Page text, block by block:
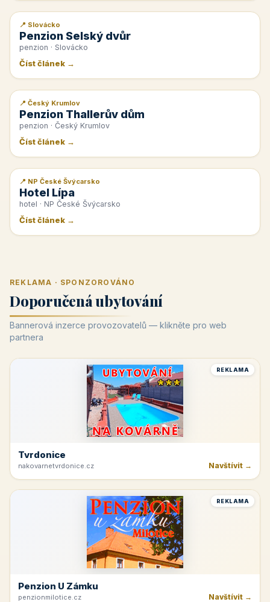
📰 PR článek
📍 Slovácko
Penzion Selský dvůr
penzion · Slovácko
Číst článek →
📰 PR článek
📍 Český Krumlov
Penzion Thallerův dům
penzion · Český Krumlov
Číst článek →
📰 PR článek
📍 NP České Švýcarsko
Hotel Lípa
hotel · NP České Švýcarsko
Číst článek →
REKLAMA · SPONZOROVÁNO
Doporučená ubytování
Bannerová inzerce provozovatelů — klikněte pro web
partnera
REKLAMA
Tvrdonice
nakovarnetvrdonice.cz Navštívit →
REKLAMA
Penzion U Zámku
penzionmilotice.cz Navštívit →